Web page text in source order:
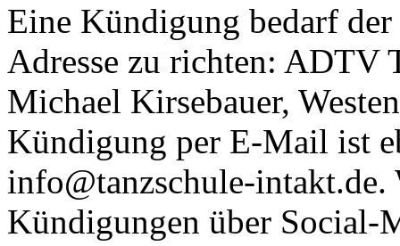
Eine Kündigung bedarf
Adresse zu richten: ADTV
Michael Kirsebauer,
Kündigung per E-Mail ist
info@tanzschule-
Kündigungen über Social-